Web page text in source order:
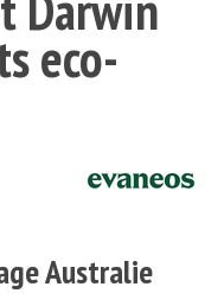
eco-
Australie